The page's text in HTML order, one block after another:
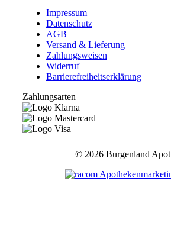
Impressum
Datenschutz
AGB
Versand & Lieferung
Zahlungsweisen
Widerruf
Barrierefreiheitserklärung
Zahlungsarten
© 2026 Burgenland